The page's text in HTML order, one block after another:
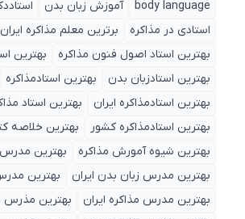
body language آموزش زبان بدن
استادی در مذاکره
برترین معلم مذاکره ایران
بهترین استاد اصول ‌فنون مذاکره
بهترین استاد
بهترین استادزبان بدن
بهترین استادمذاکره
بهترین استادمذاکره ایران
بهترین استاد مذاکره
بهترین استادمذاکره کشور
بهترین خلاصه کتاب
بهترین شیوه آمورش مذاکره
بهترین مدرس
بهترین مدرس زبان بدن ایران
بهترین مدرس
بهترین مدرس مذاکره ایران
بهترین مذرس